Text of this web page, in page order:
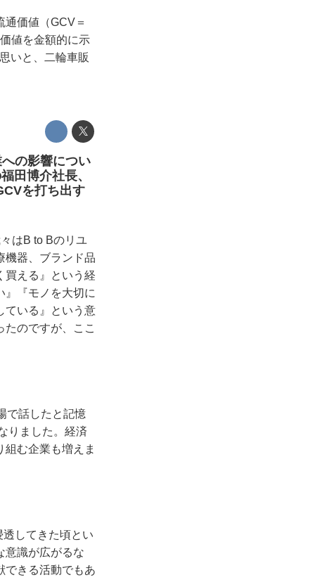
価値（GCV＝
値を金額的に示
いと、二輪車販
の影響につい
田博介社長、
を打ち出す
はB to Bのリユ
機器、ブランド品
買える』という経
』『モノを大切に
ている』という意
のですが、ここ
で話したと記憶
りました。経済
む企業も増えま
してきた頃とい
意識が広がるな
できる活動でもあ